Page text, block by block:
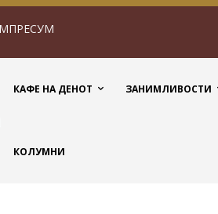
КАФЕ НА ДЕНОТ ЗАНИМЛИВОСТИ
КОЛУМНИ